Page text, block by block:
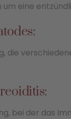
um eine
die
bei der das